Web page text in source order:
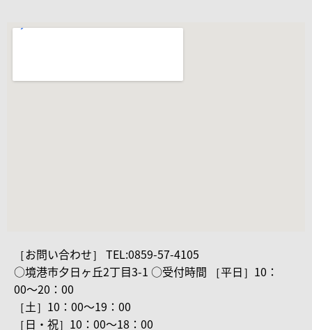
［お問い合わせ］ TEL:0859-57-4105
○境港市夕日ヶ丘2丁目3-1 ○受付時間 ［平日］10：
00〜20：00
［土］10：00〜19：00
［日・祝］10：00〜18：00